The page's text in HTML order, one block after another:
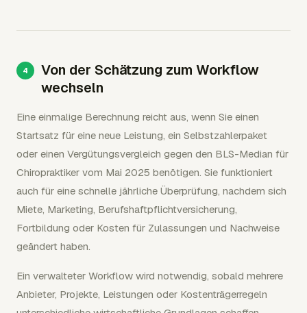
Von der Schätzung zum Workflow
wechseln
Eine einmalige Berechnung reicht aus, wenn Sie einen
Startsatz für eine neue Leistung, ein Selbstzahlerpaket
oder einen Vergütungsvergleich gegen den BLS-Median für
Chiropraktiker vom Mai 2025 benötigen. Sie funktioniert
auch für eine schnelle jährliche Überprüfung, nachdem sich
Miete, Marketing, Berufshaftpflichtversicherung,
Fortbildung oder Kosten für Zulassungen und Nachweise
geändert haben.
Ein verwalteter Workflow wird notwendig, sobald mehrere
Anbieter, Projekte, Leistungen oder Kostenträgerregeln